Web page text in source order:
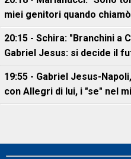
miei genitori quando chiamò
20:15 - Schira: "Branchini a
Gabriel Jesus: si decide il
19:55 - Gabriel Jesus-
con Allegri di lui, i "se" nel